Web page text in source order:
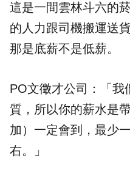
這是一間雲林斗六的
的人力跟司機搬運送
那是底薪不是低薪。
PO文徵才公司：「我
質，所以你的薪水是
加）一定會到，最少
右。」